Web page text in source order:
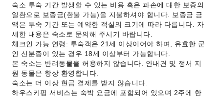
숙소 투숙 기간 발생할 수 있는 비용 혹은 파손에 대한 보증의
일환으로 보증금(환불 가능)을 지불하셔야 합니다. 보증금 금
액은 투숙 기간 또는 예약한 객실의 크기에 따라 다릅니다. 자
세한 내용은 숙소로 문의해 주시기 바랍니다.
체크인 가능 연령: 투숙객은 21세 이상이어야 하며, 유효한 군
인 신분증이 있는 경우 18세 이상부터 가능합니다.
본 숙소는 반려동물을 허용하지 않습니다. 안내견 및 정서 지
원 동물은 항상 환영합니다.
숙소는 더 이상 현금 결제를 받지 않습니다.
하우스키핑 서비스는 숙박 요금에 포함되어 있으며 2주에 한